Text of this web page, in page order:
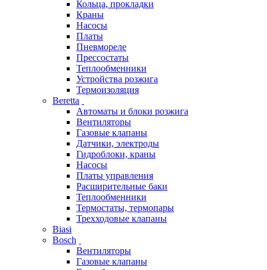
Кольца, прокладки
Краны
Насосы
Платы
Пневмореле
Прессостаты
Теплообменники
Устройства розжига
Термоизоляция
Beretta
Автоматы и блоки розжига
Вентиляторы
Газовые клапаны
Датчики, электроды
Гидроблоки, краны
Насосы
Платы управления
Расширительные баки
Теплообменники
Термостаты, термопары
Трехходовые клапаны
Biasi
Bosch
Вентиляторы
Газовые клапаны